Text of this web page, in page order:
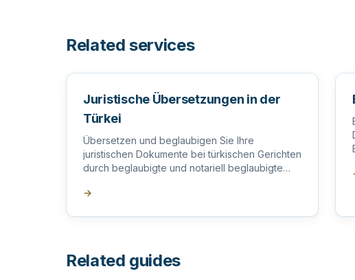
Related services
Juristische Übersetzungen in der
Türkei
Übersetzen und beglaubigen Sie Ihre
juristischen Dokumente bei türkischen Gerichten
durch beglaubigte und notariell beglaubigte
→
Related guides